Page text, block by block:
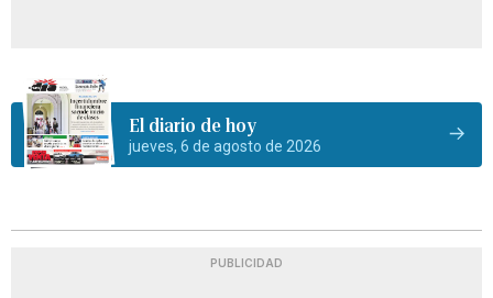
El diario de hoy
jueves, 6 de agosto de 2026
PUBLICIDAD